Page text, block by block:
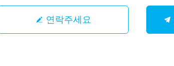
연락주세요